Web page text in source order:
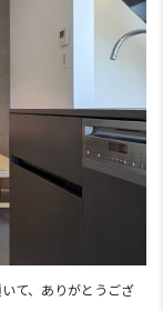
て、ありがとうござ